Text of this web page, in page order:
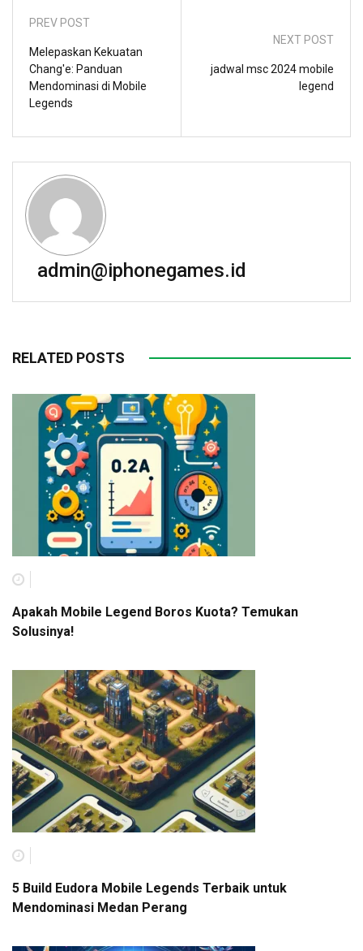
PREV POST
Melepaskan Kekuatan
Chang'e: Panduan
Mendominasi di Mobile
Legends
NEXT POST
jadwal msc 2024 mobile
legend
admin@iphonegames.id
RELATED POSTS
Apakah Mobile Legend Boros Kuota? Temukan
Solusinya!
5 Build Eudora Mobile Legends Terbaik untuk
Mendominasi Medan Perang